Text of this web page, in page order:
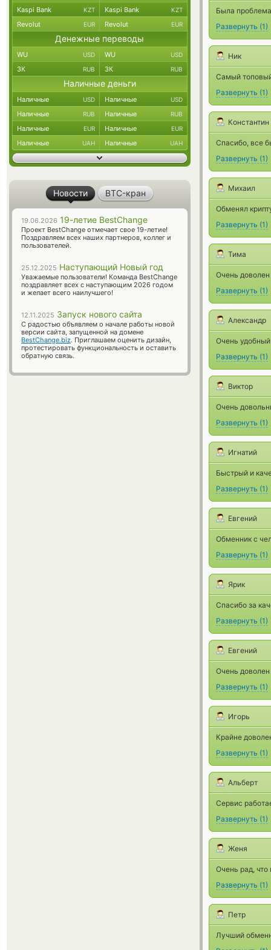
Была
Развернуть (1)
Ник
Самый
Развернуть (1)
Константин
Спасибо, все
Развернуть (1)
Михаил
Обменял
Развернуть (1)
Тима
Очень
Развернуть (1)
Александр
Очень удобный
Развернуть (1)
Виктор
Очень
Развернуть (1)
Игнатий
Быстрый и
Развернуть (1)
Евгений
Обменник с
Развернуть (1)
Ярик
Спасибо за
Развернуть (1)
Евгений
Очень
Развернуть (1)
Игорь
Крайне
Развернуть (1)
Альберт
Сервис
Развернуть (1)
Женя
Очень рад, что
Развернуть (1)
Петр
Лучший
Kaspi Bank KZT Kaspi Bank KZT
Revolut EUR Revolut EUR
Денежные переводы
WU USD WU USD
ЗК RUB ЗК RUB
Наличные деньги
Наличные USD Наличные USD
Наличные RUB Наличные RUB
Наличные EUR Наличные EUR
Наличные UAH Наличные UAH
Новости BTC-кран
19.06.2026 19-летие BestChange
Проект BestChange отмечает свое 19-летие!
Поздравляем всех наших партнеров, коллег и
пользователей.
25.12.2025 Наступающий Новый год
Уважаемые пользователи! Команда BestChange
поздравляет всех с наступающим 2026 годом
и желает всего наилучшего!
12.11.2025 Запуск нового сайта
С радостью объявляем о начале работы новой
версии сайта, запущенной на домене
BestChange.biz. Приглашаем оценить дизайн,
протестировать функциональность и оставить
обратную связь.